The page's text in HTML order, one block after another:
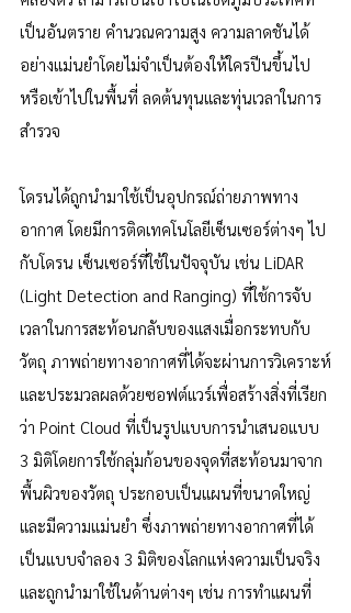
เป็นอันตราย คำนวณความสูง ความลาดชันได้
อย่างแม่นยำโดยไม่จำเป็นต้องให้ใครปีนขึ้นไป
หรือเข้าไปในพื้นที่ ลดต้นทุนและทุ่นเวลาในการ
สำรวจ
โดรนได้ถูกนำมาใช้เป็นอุปกรณ์ถ่ายภาพทาง
อากาศ โดยมีการติดเทคโนโลยีเซ็นเซอร์ต่างๆ ไป
กับโดรน เซ็นเซอร์ที่ใช้ในปัจจุบัน เช่น LiDAR
(Light Detection and Ranging) ที่ใช้การจับ
เวลาในการสะท้อนกลับของแสงเมื่อกระทบกับ
วัตถุ ภาพถ่ายทางอากาศที่ได้จะผ่านการวิเคราะห์
และประมวลผลด้วยซอฟต์แวร์เพื่อสร้างสิ่งที่เรียก
ว่า Point Cloud ที่เป็นรูปแบบการนำเสนอแบบ
3 มิติโดยการใช้กลุ่มก้อนของจุดที่สะท้อนมาจาก
พื้นผิวของวัตถุ ประกอบเป็นแผนที่ขนาดใหญ่
และมีความแม่นยำ ซึ่งภาพถ่ายทางอากาศที่ได้
เป็นแบบจำลอง 3 มิติของโลกแห่งความเป็นจริง
และถูกนำมาใช้ในด้านต่างๆ เช่น การทำแผนที่